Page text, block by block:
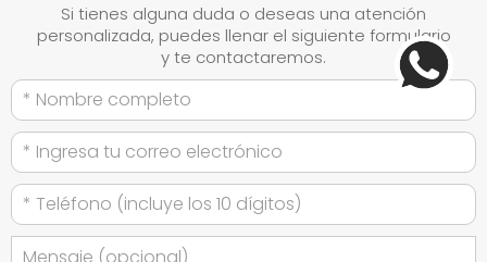
Si tienes alguna duda o deseas una atención
personalizada, puedes llenar el siguiente formulario
y te contactaremos.